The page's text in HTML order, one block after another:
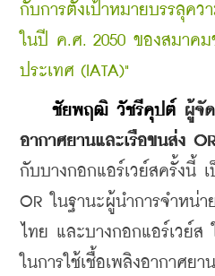
กับการตั้งเป้าหมายบรรลุคว
ในปี ค.ศ. 2050 ของสมาคม
ประเทศ (IATA)"
ชัยพฤฒิ วัชรีคุปต์ ผู้จั
อากาศยานและเรือขนส่ง OR
กับบางกอกแอร์เวย์สครั้งนี้
OR ในฐานะผู้นำการจำหน่
ไทย และบางกอกแอร์เวย์ส
ในการใช้เชื้อเพลิงอากาศย